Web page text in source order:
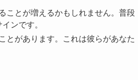
ことが増えるかもしれません。普段
ンです。
とがあります。これは彼らがあなた